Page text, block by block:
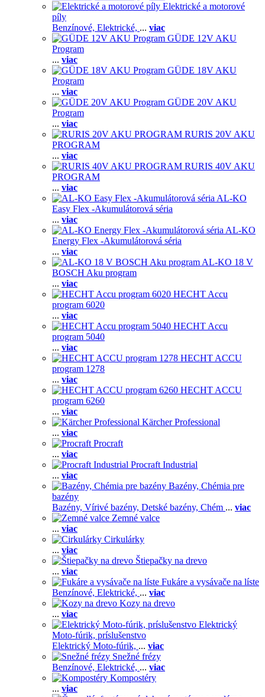
Elektrické a motorové
píly
Benzínové, Elektrické, ... viac
GÜDE 12V AKU
Program
... viac
GÜDE 18V AKU
Program
... viac
GÜDE 20V AKU
Program
... viac
RURIS 20V AKU
PROGRAM
... viac
RURIS 40V AKU
PROGRAM
... viac
AL-KO
Easy Flex -Akumulátorová séria
... viac
AL-KO
Energy Flex -Akumulátorová séria
... viac
AL-KO 18 V
BOSCH Aku program
... viac
HECHT Accu
program 6020
... viac
HECHT Accu
program 5040
... viac
HECHT ACCU
program 1278
... viac
HECHT ACCU
program 6260
... viac
Kärcher Professional
... viac
Procraft
... viac
Procraft Industrial
... viac
Bazény, Chémia pre
bazény
Bazény, Vírivé bazény, Detské bazény, Chém ... viac
Zemné valce
... viac
Cirkulárky
... viac
Štiepačky na drevo
... viac
Fukáre a vysávače na líste
Benzínové, Elektrické, ... viac
Kozy na drevo
... viac
Elektrický
Moto-fúrik, príslušenstvo
Elektrický Moto-fúrik, ... viac
Snežné frézy
Benzínové, Elektrické, ... viac
Kompostéry
... viac